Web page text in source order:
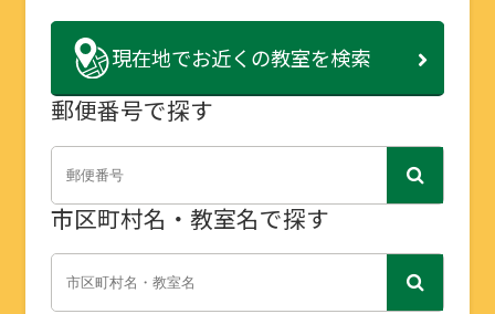
現在地でお近くの教室を検索
郵便番号で探す
市区町村名・教室名で探す